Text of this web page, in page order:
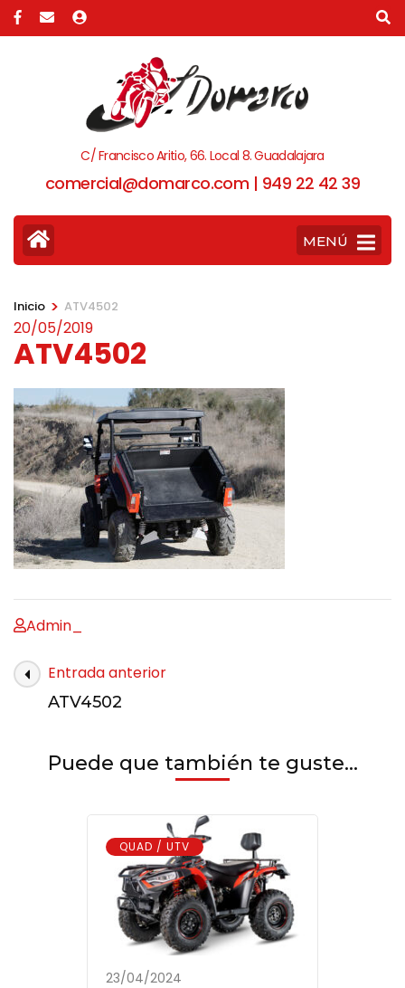
C/ Francisco Aritio, 66. Local 8. Guadalajara
comercial@domarco.com | 949 22 42 39
MENÚ
Inicio > ATV4502
20/05/2019
ATV4502
Admin_
Entrada anterior
ATV4502
Puede que también te guste...
QUAD / UTV
23/04/2024